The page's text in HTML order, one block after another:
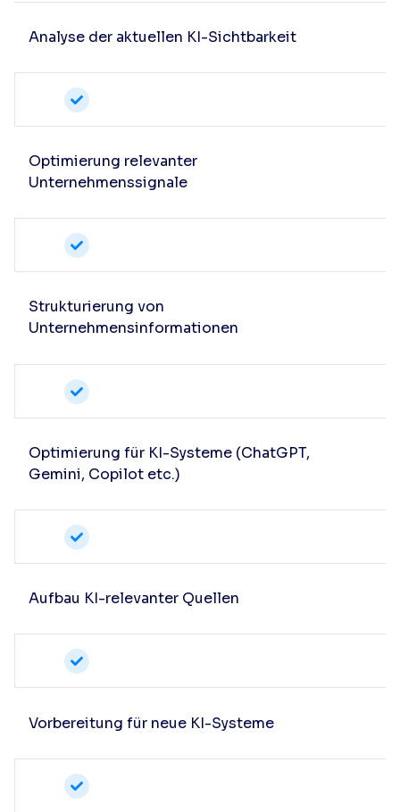
Analyse der aktuellen KI-Sichtbarkeit
Optimierung relevanter
Unternehmenssignale
Strukturierung von
Unternehmensinformationen
Optimierung für KI-Systeme (ChatGPT,
Gemini, Copilot etc.)
Aufbau KI-relevanter Quellen
Vorbereitung für neue KI-Systeme